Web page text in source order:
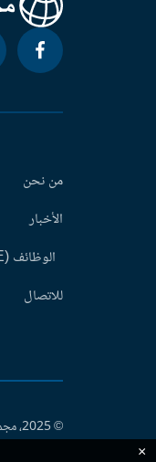
من نحن
الأخبار
الوظائف (E)
للاتصال
© 2025، مجموعة البنك الدولي جميع الحقوق محفوظة.
×